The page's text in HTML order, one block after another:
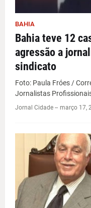
BAHIA
Bahia teve 12
agressão a
sindicato
Foto: Paula Fróes /
Jornalistas
Jornal Cidade -- março 17,